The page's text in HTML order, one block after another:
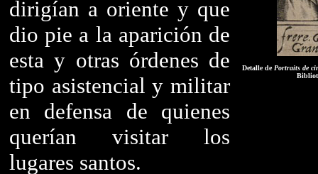
dirigían a oriente y que
dio pie a la aparición de
esta y otras órdenes de
tipo asistencial y militar
en defensa de quienes
querían visitar los
lugares santos.
Detalle de Portraits de